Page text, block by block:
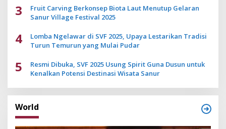
3
Fruit Carving Berkonsep Biota Laut Menutup Gelaran
Sanur Village Festival 2025
4
Lomba Ngelawar di SVF 2025, Upaya Lestarikan Tradisi
Turun Temurun yang Mulai Pudar
5
Resmi Dibuka, SVF 2025 Usung Spirit Guna Dusun untuk
Kenalkan Potensi Destinasi Wisata Sanur
World